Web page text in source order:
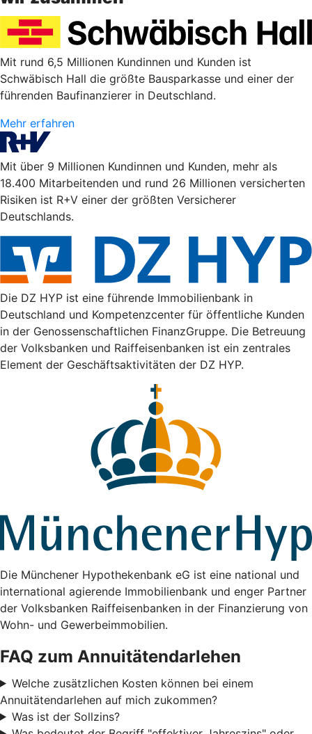
Mit rund 6,5 Millionen Kundinnen und Kunden ist
Schwäbisch Hall die größte Bausparkasse und einer der
führenden Baufinanzierer in Deutschland.
Mehr erfahren
Mit über 9 Millionen Kundinnen und Kunden, mehr als
18.400 Mitarbeitenden und rund 26 Millionen versicherten
Risiken ist R+V einer der größten Versicherer
Deutschlands.
Die DZ HYP ist eine führende Immobilienbank in
Deutschland und Kompetenzcenter für öffentliche Kunden
in der Genossenschaftlichen FinanzGruppe. Die Betreuung
der Volksbanken und Raiffeisenbanken ist ein zentrales
Element der Geschäftsaktivitäten der DZ HYP.
Die Münchener Hypothekenbank eG ist eine national und
international agierende Immobilienbank und enger Partner
der Volksbanken Raiffeisenbanken in der Finanzierung von
Wohn- und Gewerbeimmobilien.
FAQ zum Annuitätendarlehen
Welche zusätzlichen Kosten können bei einem
Annuitätendarlehen auf mich zukommen?
Was ist der Sollzins?